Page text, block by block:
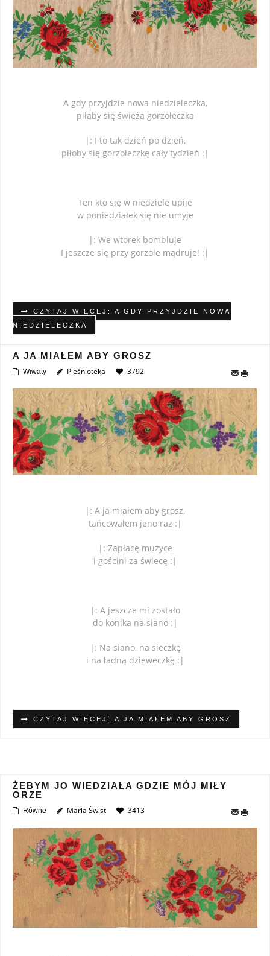
A gdy przyjdzie nowa niedzieleczka,
piłaby się świeża gorzołeczka
|: I to tak dzień po dzień,
piłoby się gorzołeczkę cały tydzień :|
Ten kto się w niedziele upije
w poniedziałek się nie umyje
|: We wtorek bombluje
I jeszcze się przy gorzole mądruje! :|
CZYTAJ WIĘCEJ: A GDY PRZYJDZIE NOWA
NIEDZIELECZKA
A JA MIAŁEM ABY GROSZ
Wiwaty Pieśnioteka 3792
|: A ja miałem aby grosz,
tańcowałem jeno raz :|
|: Zapłacę muzyce
i gościni za świecę :|
|: A jeszcze mi zostało
do konika na siano :|
|: Na siano, na sieczkę
i na ładną dzieweczkę :|
CZYTAJ WIĘCEJ: A JA MIAŁEM ABY GROSZ
ŻEBYM JO WIEDZIAŁA GDZIE MÓJ MIŁY
ORZE
Równe Maria Świst 3413